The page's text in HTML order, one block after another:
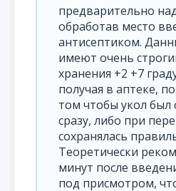
предварительно
обработав место
антисептиком.
имеют очень
хранения +2 +7
получая в аптеке,
том чтобы укол был
сразу, либо при
сохранялась
Теоретически
минут после
под присмотром,